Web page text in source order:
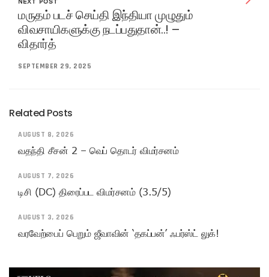
மருதம் படச் செய்தி இந்தியா முழுதும்
விவசாயிகளுக்கு நடப்பதுதான்..! –
விதார்த்
SEPTEMBER 29, 2025
Related Posts
AUGUST 8, 2026
வதந்தி சீசன் 2 – வெப் தொடர் விமர்சனம்
AUGUST 7, 2026
டிசி (DC) திரைப்பட விமர்சனம் (3.5/5)
AUGUST 3, 2026
வரவேற்பைப் பெறும் ஜீவாவின் ‘தகப்பன்’ ஃபர்ஸ்ட் லுக்!